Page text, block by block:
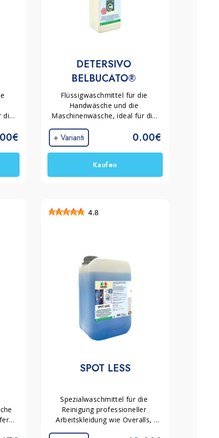
die
DETERSIVO
BELBUCATO®
MARSIGLIA
Flüssigwaschmittel für die
Handwäsche und die
Maschinenwäsche, ideal für die
Hilft dabei, Schmutz auch bei
niedrigen Temperaturen zu
den Textilien einen frischen und
langanhaltenden Marseilleduft.
+ Varianti 0.00€
Kaufen
4.8
SPOT LESS
Spezialwaschmittel für die
Reinigung professioneller
Arbeitskleidung wie Overalls,